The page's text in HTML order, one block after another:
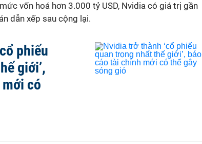
vốn hoá hơn 3.000 tỷ USD, Nvidia có giá trị gần
dẫn xếp sau cộng lại.
phiếu
giới’,
có